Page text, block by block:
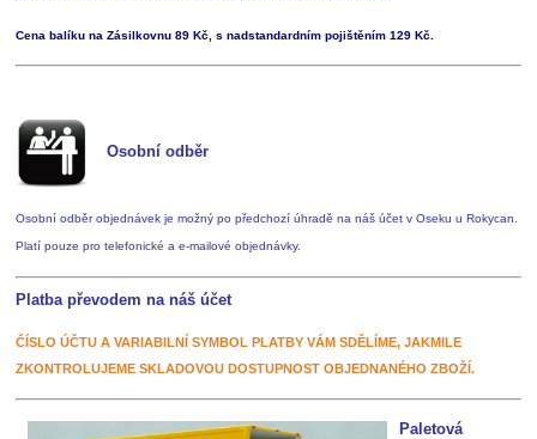
Cena balíku na Zásilkovnu 89 Kč, s nadstandardním pojištěním 129 Kč.
Osobní odběr
Osobní odběr objednávek je možný po předchozí úhradě na náš účet v Oseku u Rokycan.
Platí pouze pro telefonické a e-mailové objednávky.
Platba převodem na náš účet
ČÍSLO ÚČTU A VARIABILNÍ SYMBOL PLATBY VÁM SDĚLÍME, JAKMILE
ZKONTROLUJEME SKLADOVOU DOSTUPNOST OBJEDNANÉHO ZBOŽÍ.
Paletová